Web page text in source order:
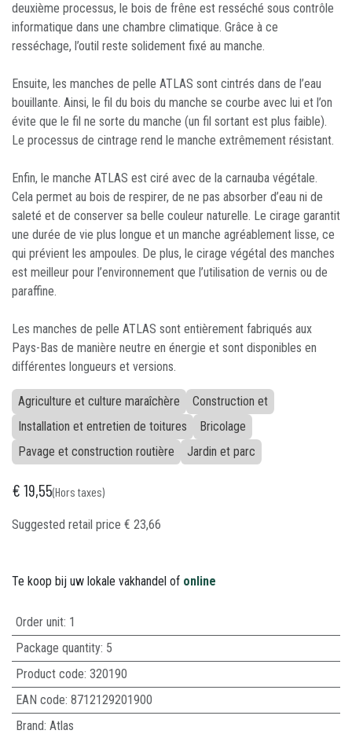
deuxième processus, le bois de frêne est resséché sous contrôle
informatique dans une chambre climatique. Grâce à ce
resséchage, l’outil reste solidement fixé au manche.
Ensuite, les manches de pelle ATLAS sont cintrés dans de l’eau
bouillante. Ainsi, le fil du bois du manche se courbe avec lui et l’on
évite que le fil ne sorte du manche (un fil sortant est plus faible).
Le processus de cintrage rend le manche extrêmement résistant.
Enfin, le manche ATLAS est ciré avec de la carnauba végétale.
Cela permet au bois de respirer, de ne pas absorber d’eau ni de
saleté et de conserver sa belle couleur naturelle. Le cirage garantit
une durée de vie plus longue et un manche agréablement lisse, ce
qui prévient les ampoules. De plus, le cirage végétal des manches
est meilleur pour l’environnement que l’utilisation de vernis ou de
paraffine.
Les manches de pelle ATLAS sont entièrement fabriqués aux
Pays-Bas de manière neutre en énergie et sont disponibles en
différentes longueurs et versions.
Agriculture et culture maraîchère
Construction et
Installation et entretien de toitures
Bricolage
Pavage et construction routière
Jardin et parc
€19,55(Hors taxes)
Suggested retail price € 23,66
Te koop bij uw lokale vakhandel of online
Order unit: 1
Package quantity: 5
Product code: 320190
EAN code: 8712129201900
Brand: Atlas